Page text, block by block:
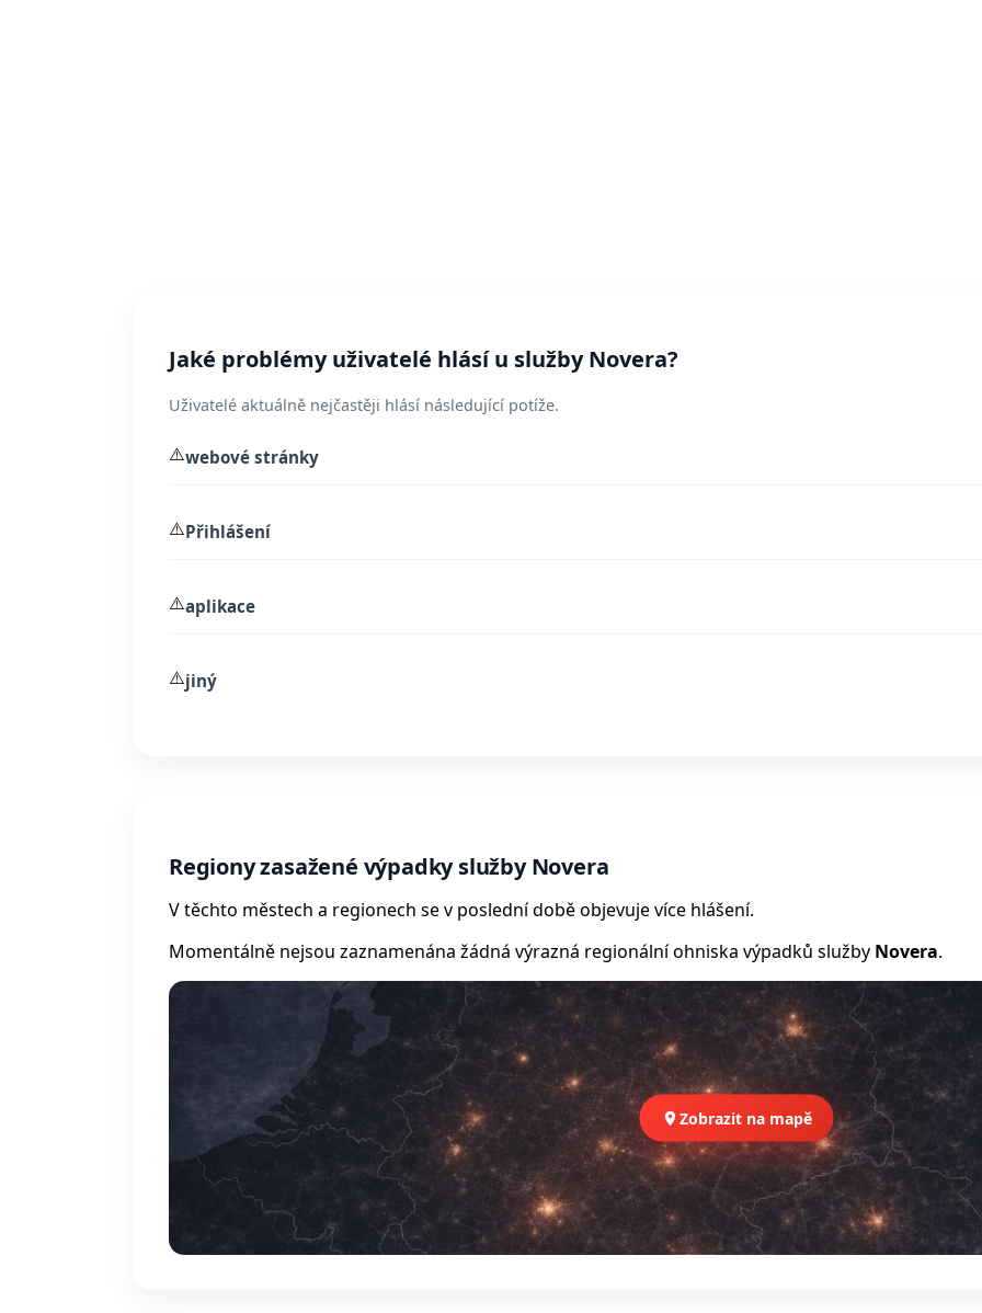
Jaké problémy uživatelé hlásí u služby Novera?
Uživatelé aktuálně nejčastěji hlásí následující potíže.
⚠️webové stránky
⚠️Přihlášení
⚠️aplikace
⚠️jiný
Regiony zasažené výpadky služby Novera
V těchto městech a regionech se v poslední době objevuje více hlášení.
Momentálně nejsou zaznamenána žádná výrazná regionální ohniska výpadků služby Novera.
Zobrazit na mapě